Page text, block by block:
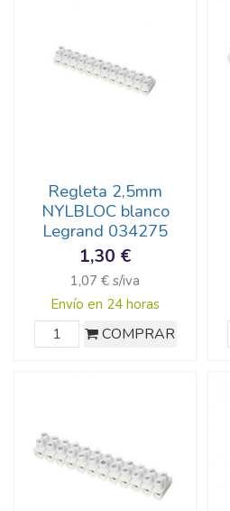
Regleta 2,5mm
NYLBLOC blanco
Legrand 034275
1,30 €
1,07 € s/iva
Envío en 24 horas
COMPRAR